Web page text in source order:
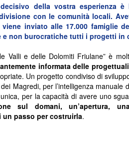
della vostra esperienza è
con le comunità locali.
inviato alle 17.000 famiglie
non burocratiche tutti i progetti in
Valli e delle Dolomiti Friulane” è
informata delle
Un progetto condiviso di
Magredi, per l’intelligenza manuale
per la capacità di avere uno
sul domani, un’apertura,
passo per costruirla.